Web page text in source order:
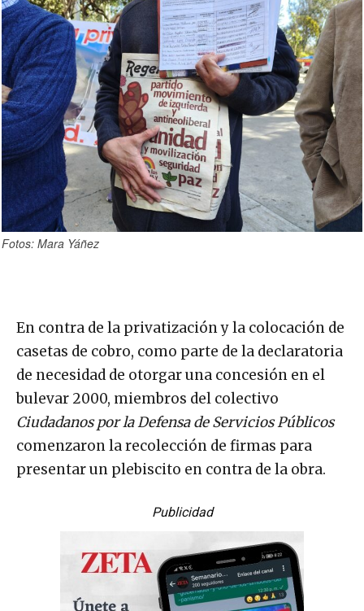
Fotos: Mara Yáñez
En contra de la privatización y la colocación de
casetas de cobro, como parte de la declaratoria
de necesidad de otorgar una concesión en el
bulevar 2000, miembros del colectivo
Ciudadanos por la Defensa de Servicios Públicos
comenzaron la recolección de firmas para
presentar un plebiscito en contra de la obra.
Publicidad